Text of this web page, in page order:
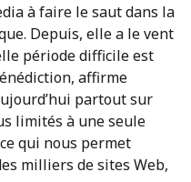
à faire le saut dans la
Depuis, elle a le vent
période difficile est
affirme
partout sur
limités à une seule
qui nous permet
milliers de sites Web,